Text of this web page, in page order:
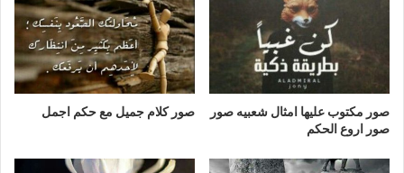
صور مكتوب عليها امثال شعبيه صور
صور اروع الحكم
صور كلام جميل مع حكم اجمل